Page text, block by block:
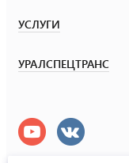
УСЛУГИ
УРАЛСПЕЦТРАНС